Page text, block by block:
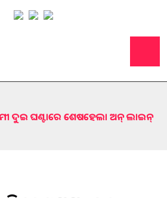
ଦୁଇ ଘଣ୍ଟାରେ ଶେଷହେଲା ଅନ୍ ଲାଇନ୍